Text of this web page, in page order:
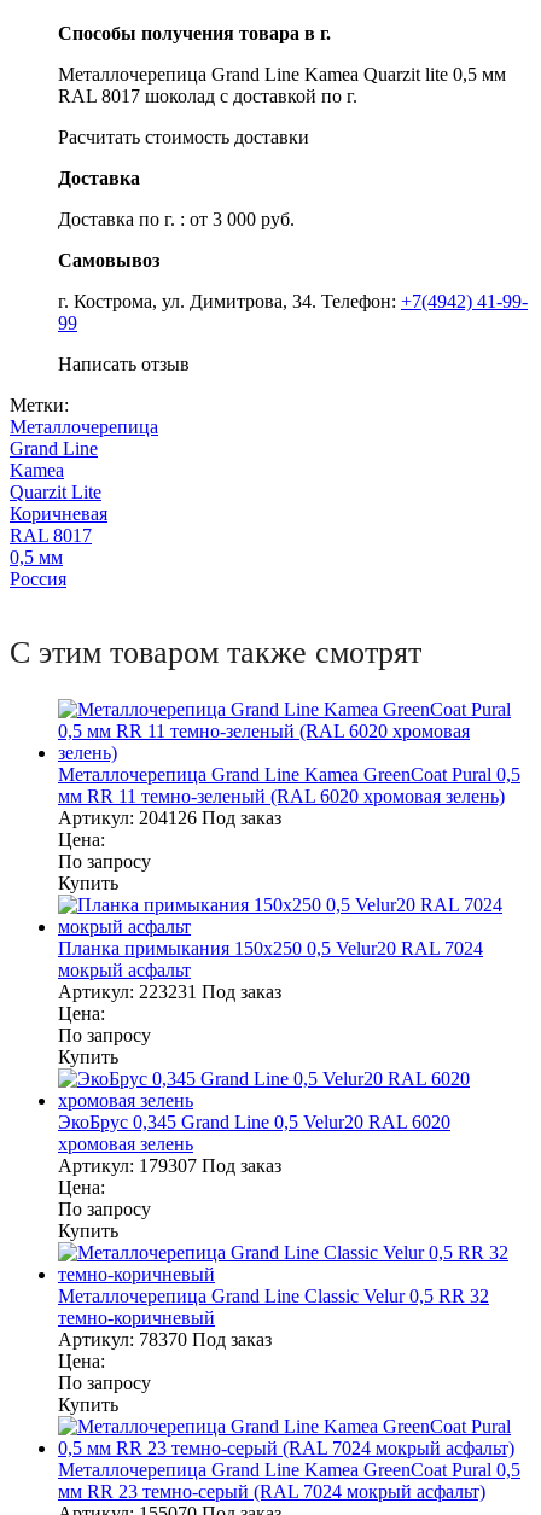
Способы получения товара в г.
Металлочерепица Grand Line Kamea Quarzit lite 0,5 мм
RAL 8017 шоколад с доставкой по г.
Расчитать стоимость доставки
Доставка
Доставка по г. : от 3 000 руб.
Самовывоз
г. Кострома, ул. Димитрова, 34. Телефон: +7(4942) 41-99-
99
Написать отзыв
Метки:
Металлочерепица
Grand Line
Kamea
Quarzit Lite
Коричневая
RAL 8017
0,5 мм
Россия
С этим товаром также смотрят
Металлочерепица Grand Line Kamea GreenCoat Pural 0,5
мм RR 11 темно-зеленый (RAL 6020 хромовая зелень)
Артикул: 204126 Под заказ
Цена:
По запросу
Купить
Планка примыкания 150х250 0,5 Velur20 RAL 7024
мокрый асфальт
Артикул: 223231 Под заказ
Цена:
По запросу
Купить
ЭкоБрус 0,345 Grand Line 0,5 Velur20 RAL 6020
хромовая зелень
Артикул: 179307 Под заказ
Цена:
По запросу
Купить
Металлочерепица Grand Line Classic Velur 0,5 RR 32
темно-коричневый
Артикул: 78370 Под заказ
Цена:
По запросу
Купить
Металлочерепица Grand Line Kamea GreenCoat Pural 0,5
мм RR 23 темно-серый (RAL 7024 мокрый асфальт)